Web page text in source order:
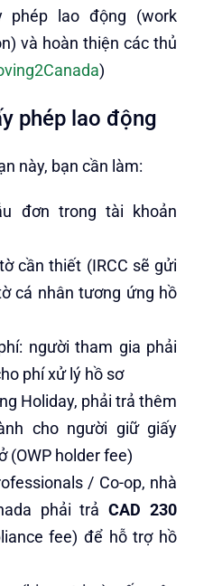
phép lao động (work
và hoàn thiện các thủ
)
phép lao động
này, bạn cần làm:
đơn trong tài khoản
cần thiết (IRCC sẽ gửi
cá nhân tương ứng hồ
người tham gia phải
phí xử lý hồ sơ
Holiday, phải trả thêm
cho người giữ giấy
(OWP holder fee)
/ Co-op, nhà
phải trảCAD 230
fee) để hỗ trợ hồ